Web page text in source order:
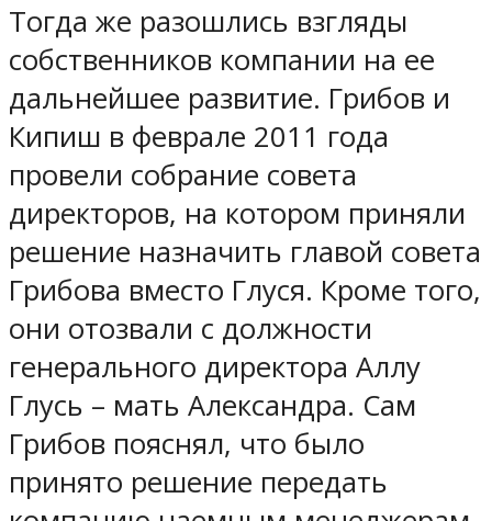
Тогда же разошлись взгляды
собственников компании на ее
дальнейшее развитие. Грибов и
Кипиш в феврале 2011 года
провели собрание совета
директоров, на котором приняли
решение назначить главой совета
Грибова вместо Глуся. Кроме того,
они отозвали с должности
генерального директора Аллу
Глусь – мать Александра. Сам
Грибов пояснял, что было
принято решение передать